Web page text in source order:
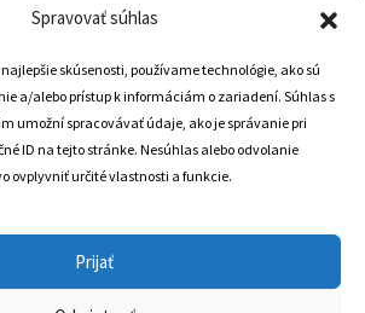
Spravovať súhlas
skúsenosti, používame technológie, ako sú
a/alebo prístup k informáciám o zariadení. Súhlas s
umožní spracovávať údaje, ako je správanie pri
ID na tejto stránke. Nesúhlas alebo odvolanie
ovplyvniť určité vlastnosti a funkcie.
Prijať
02801
905 806 234
Český Eshop